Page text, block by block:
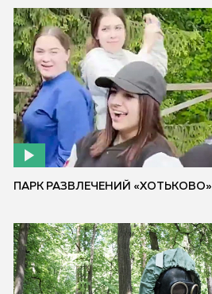
ПАРК РАЗВЛЕЧЕНИЙ «ХОТЬКОВО»